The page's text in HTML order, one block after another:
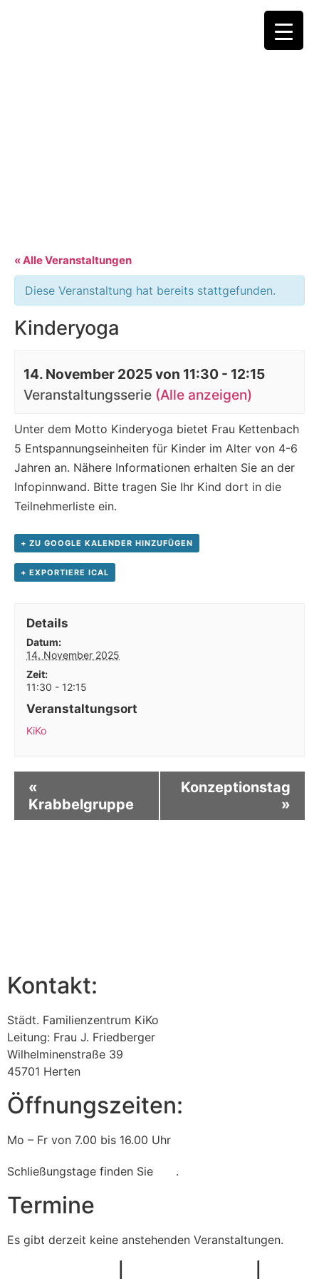
« Alle Veranstaltungen
Diese Veranstaltung hat bereits stattgefunden.
Kinderyoga
14. November 2025 von 11:30 - 12:15
Veranstaltungsserie (Alle anzeigen)
Unter dem Motto Kinderyoga bietet Frau Kettenbach
5 Entspannungseinheiten für Kinder im Alter von 4-6
Jahren an. Nähere Informationen erhalten Sie an der
Infopinnwand. Bitte tragen Sie Ihr Kind dort in die
Teilnehmerliste ein.
+ ZU GOOGLE KALENDER HINZUFÜGEN
+ EXPORTIERE ICAL
Details
Datum:
14. November 2025
Zeit:
11:30 - 12:15
Veranstaltungsort
KiKo
«
Krabbelgruppe
Konzeptionstag
»
Kontakt:
Städt. Familienzentrum KiKo
Leitung: Frau J. Friedberger
Wilhelminenstraße 39
45701 Herten
Öffnungszeiten:
Mo – Fr von 7.00 bis 16.00 Uhr
Schließungstage finden Sie .
Termine
Es gibt derzeit keine anstehenden Veranstaltungen.